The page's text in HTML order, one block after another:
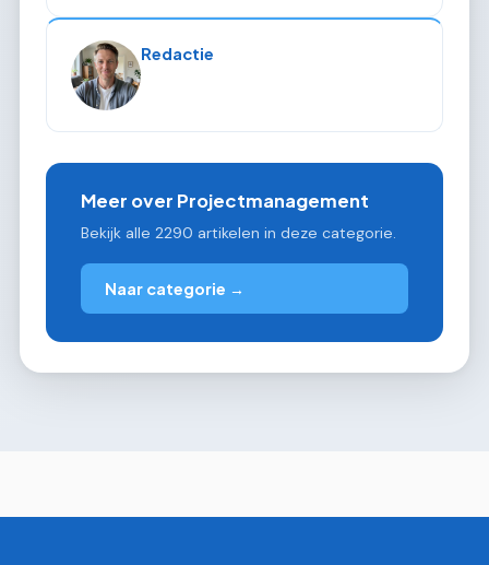
Redactie
Meer over Projectmanagement
Bekijk alle 2290 artikelen in deze categorie.
Naar categorie →